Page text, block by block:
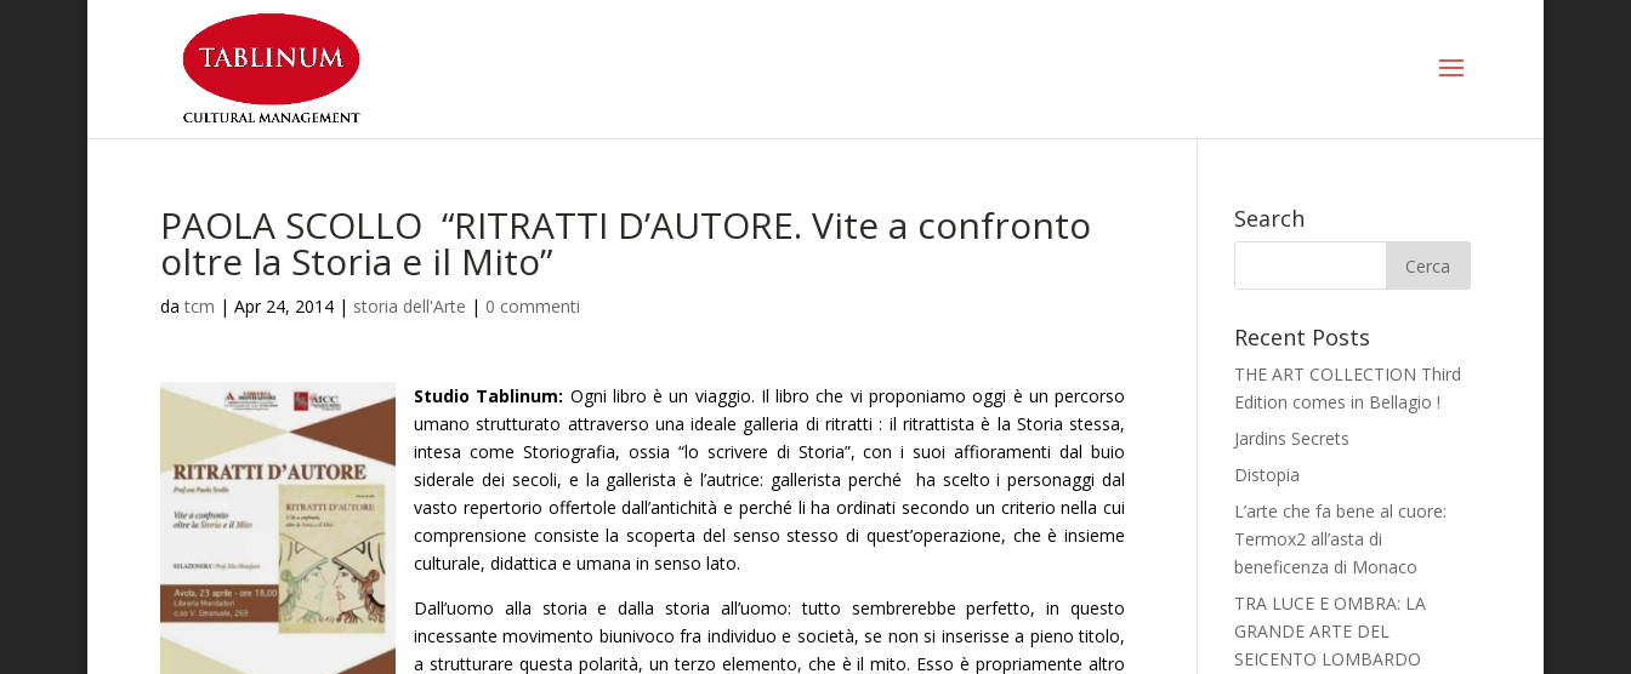
PAOLA SCOLLO “RITRATTI D’AUTORE. Vite a confronto
oltre la Storia e il Mito”
datcm | Apr 24, 2014 | storia dell'Arte | 0 commenti
Studio Tablinum: Ogni libro è un viaggio. Il libro che vi proponiamo oggi è un percorso
umano strutturato attraverso una ideale galleria di ritratti : il ritrattista è la Storia stessa,
intesa come Storiografia, ossia “lo scrivere di Storia”, con i suoi affioramenti dal buio
siderale dei secoli, e la gallerista è l’autrice: gallerista perché ha scelto i personaggi dal
vasto repertorio offertole dall’antichità e perché li ha ordinati secondo un criterio nella cui
comprensione consiste la scoperta del senso stesso di quest’operazione, che è insieme
culturale, didattica e umana in senso lato.
Dall’uomo alla storia e dalla storia all’uomo: tutto sembrerebbe perfetto, in questo
incessante movimento biunivoco fra individuo e società, se non si inserisse a pieno titolo,
a strutturare questa polarità, un terzo elemento, che è il mito. Esso è propriamente altro
Search
Recent Posts
THE ART COLLECTION Third
Edition comes in Bellagio !
Jardins Secrets
Distopia
L’arte che fa bene al cuore:
Termox2 all’asta di
beneficenza di Monaco
TRA LUCE E OMBRA: LA
GRANDE ARTE DEL
SEICENTO LOMBARDO